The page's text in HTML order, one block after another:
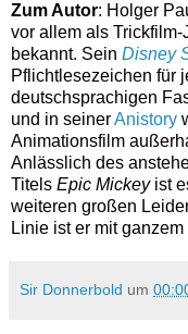
Zum Autor: Holger
vor allem als
bekannt. Sein Disney
Pflichtlesezeichen für
deutschsprachigen
und in seinerAnistory
Animationsfilm
Anlässlich des
Titels Epic Mickeyist
weiteren großen
Linie ist er mit
Sir Donnerbold um